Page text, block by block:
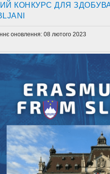
КОНКУРС ДЛЯ
оновлення: 08 лютого 2023